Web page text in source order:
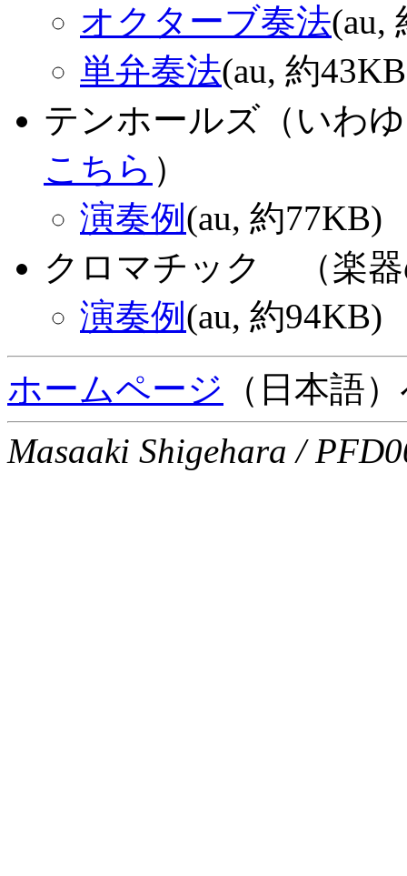
オクターブ奏法(au,
単弁奏法(au, 約
テンホールズ（いわ
こちら ）
演奏例 (au, 約77KB)
クロマチック （楽
演奏例 (au, 約94KB)
ホームページ （日本語
Masaaki Shigehara /